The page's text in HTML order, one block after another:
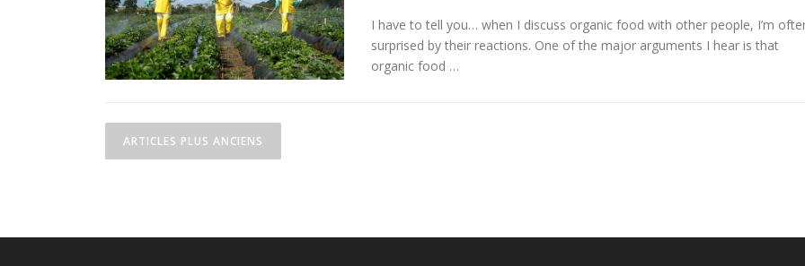
I have to tell you… when I discuss organic food with other people, I’m
surprised by their reactions. One of the major arguments I hear is that
organic food …
N
aARTICLES PLUS ANCIENS